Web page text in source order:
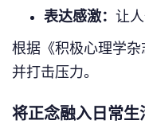
表达感激： 让
根据《积极心理学
并打击压力。
将正念融入日常生